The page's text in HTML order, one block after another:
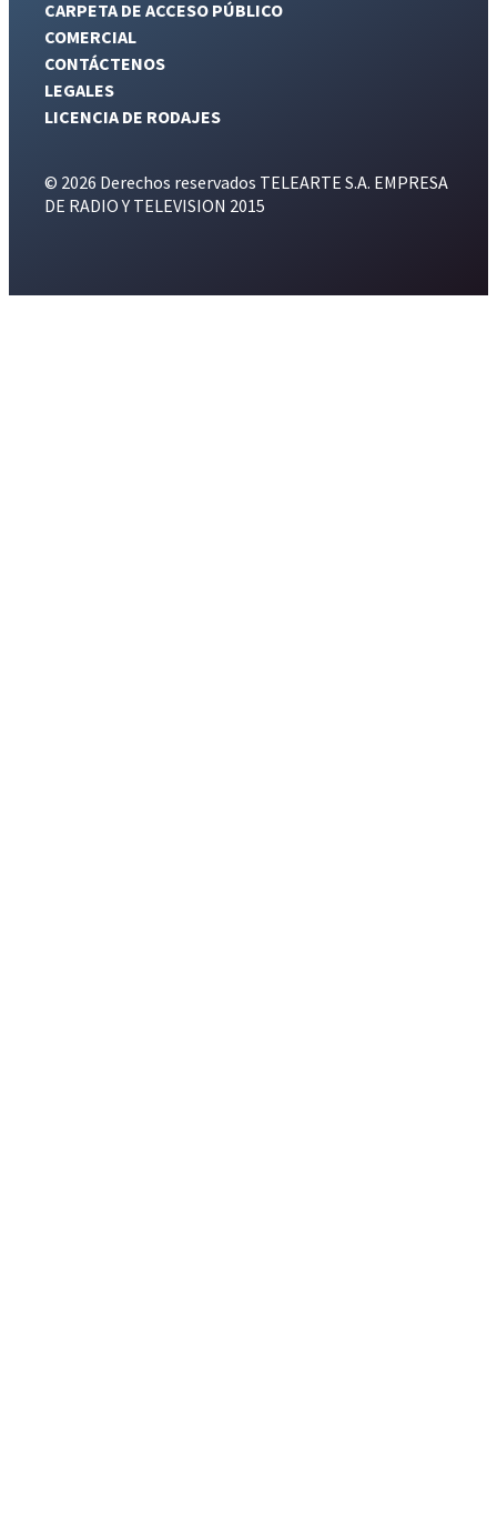
CARPETA DE ACCESO PÚBLICO
COMERCIAL
CONTÁCTENOS
LEGALES
LICENCIA DE RODAJES
© 2026 Derechos reservados TELEARTE S.A. EMPRESA
DE RADIO Y TELEVISION 2015